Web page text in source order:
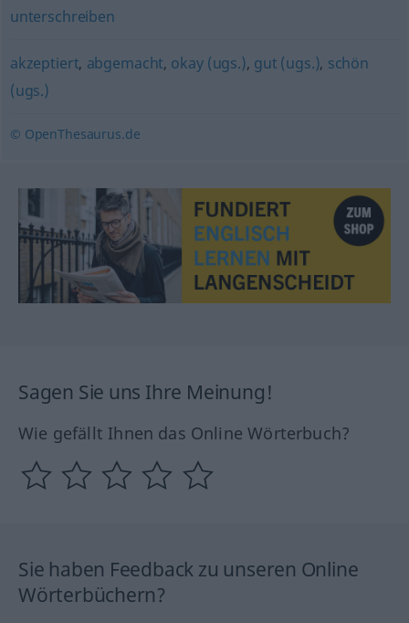
unterschreiben
akzeptiert, abgemacht, okay (ugs.), gut (ugs.), schön
(ugs.)
© OpenThesaurus.de
Sagen Sie uns Ihre Meinung!
Wie gefällt Ihnen das Online Wörterbuch?
Sie haben Feedback zu unseren Online
Wörterbüchern?